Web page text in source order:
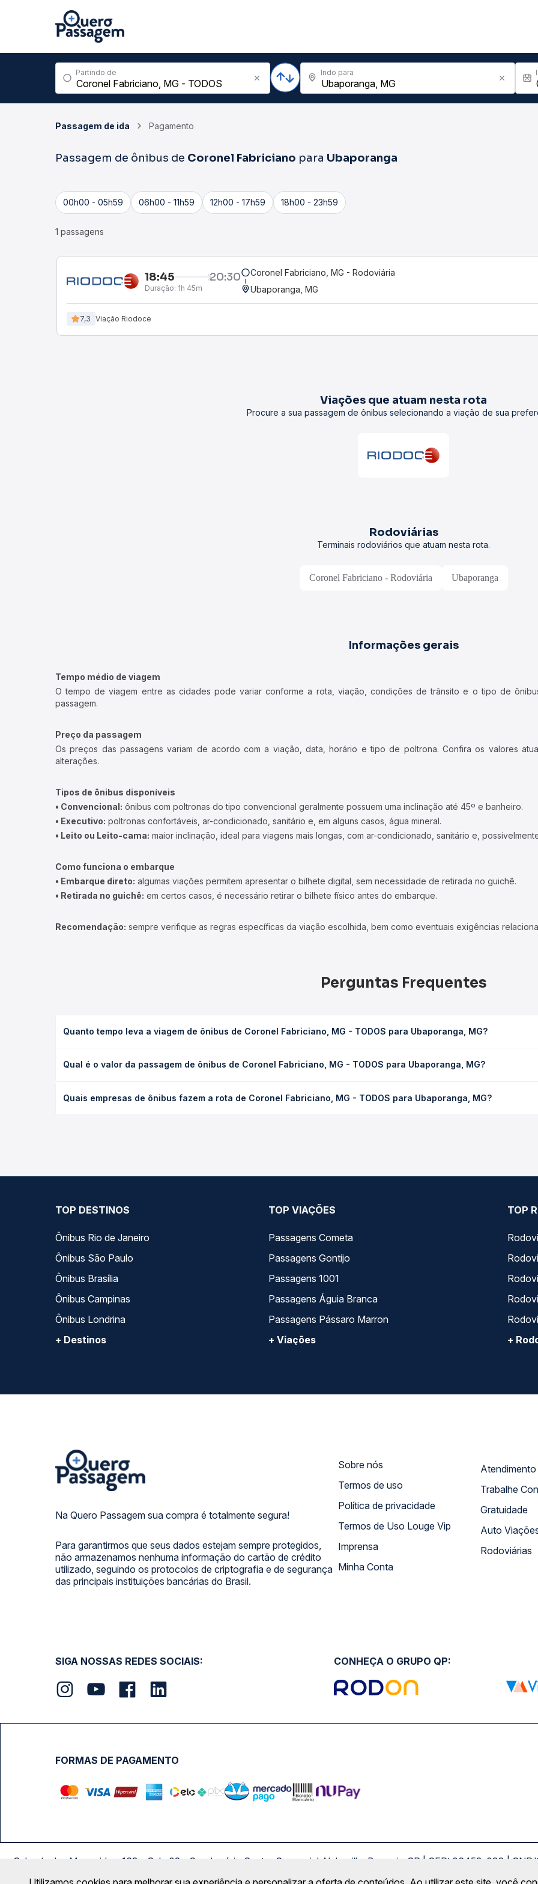
Partindo de Indo para
Passagem de ida Pagamento
Passagem de ônibus de Coronel Fabriciano para Ubaporanga
00h00 - 05h59 06h00 - 11h59 12h00 - 17h59 18h00 - 23h59
1 passagens
18:45 20:30
Duração: 1h 45m
Coronel Fabriciano, MG - Rodoviária
Ubaporanga, MG
7,3 Viação Riodoce
Viações que atuam nesta rota
Procure a sua passagem de ônibus selecionando a viação de sua
Rodoviárias
Terminais rodoviários que atuam nesta rota.
Coronel Fabriciano - Rodoviária Ubaporanga
Informações gerais
Tempo médio de viagem
O tempo de viagem entre as cidades pode variar conforme a rota, viação, condições de trânsito e o tipo de
passagem.
Preço da passagem
Os preços das passagens variam de acordo com a viação, data, horário e tipo de poltrona. Confira os valores
alterações.
Tipos de ônibus disponíveis
• Convencional: ônibus com poltronas do tipo convencional geralmente possuem uma inclinação até 45º e banheiro.
• Executivo: poltronas confortáveis, ar-condicionado, sanitário e, em alguns casos, água mineral.
• Leito ou Leito-cama: maior inclinação, ideal para viagens mais longas, com ar-condicionado, sanitário e,
Como funciona o embarque
• Embarque direto: algumas viações permitem apresentar o bilhete digital, sem necessidade de retirada no guichê.
• Retirada no guichê: em certos casos, é necessário retirar o bilhete físico antes do embarque.
Recomendação: sempre verifique as regras específicas da viação escolhida, bem como eventuais exigências
Perguntas Frequentes
Quanto tempo leva a viagem de ônibus de Coronel Fabriciano, MG - TODOS para Ubaporanga, MG?
(convencional, executivo ou leito) e as condições de tráfego. Na Quero Passagem você consulta os horários
Qual é o valor da passagem de ônibus de Coronel Fabriciano, MG - TODOS para Ubaporanga, MG?
tipo de poltrona e a antecedência da compra. Na Quero Passagem você compara os preços de todas as viações em
Quais empresas de ônibus fazem a rota de Coronel Fabriciano, MG - TODOS para Ubaporanga, MG?
TOP DESTINOS
Ônibus Rio de Janeiro
Ônibus São Paulo
Ônibus Brasília
Ônibus Campinas
Ônibus Londrina
+ Destinos
TOP VIAÇÕES
Passagens Cometa
Passagens Gontijo
Passagens 1001
Passagens Águia Branca
Passagens Pássaro Marron
+ Viações
TOP
+
Na Quero Passagem sua compra é totalmente segura!
Para garantirmos que seus dados estejam sempre protegidos,
não armazenamos nenhuma informação do cartão de crédito
utilizado, seguindo os protocolos de criptografia e de segurança
das principais instituições bancárias do Brasil.
Sobre nós
Termos de uso
Política de privacidade
Termos de Uso Louge Vip
Imprensa
Minha Conta
Trabalhe
Gratuidade
Auto
Rodoviárias
SIGA NOSSAS REDES SOCIAIS: CONHEÇA O GRUPO QP:
FORMAS DE PAGAMENTO
Calçada das Margaridas, 163 - Sala 02 - Condomínio Centro Comercial Alphaville, Barueri - SP | CEP: 06453-038 |
Copyright 2026 © QueroPassagem.com.br